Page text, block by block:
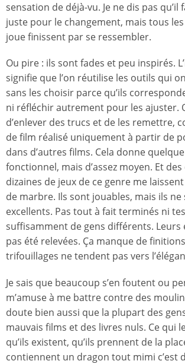
sensation de déjà-vu. Je ne dis pas qu’il
juste pour le changement, mais tous
joue finissent par se ressembler.
Ou pire : ils sont fades et peu inspirés.
signifie que l’on réutilise les outils qui
sans les choisir parce qu’ils
ni réfléchir autrement pour les ajuster.
d’enlever des trucs et de les remettre,
de film réalisé uniquement à partir de
dans d’autres films. Cela donne
fonctionnel, mais d’assez moyen. Et
dizaines de jeux de ce genre me
de marbre. Ils sont jouables, mais ils ne
excellents. Pas tout à fait terminés ni
suffisamment de gens différents. Leurs
pas été relevées. Ça manque de
trifouillages ne tendent pas vers
Je sais que beaucoup s’en foutent ou
m’amuse à me battre contre des
doute bien aussi que la plupart des
mauvais films et des livres nuls. Ce qui
qu’ils existent, qu’ils prennent de la
contiennent un dragon tout mimi c’est